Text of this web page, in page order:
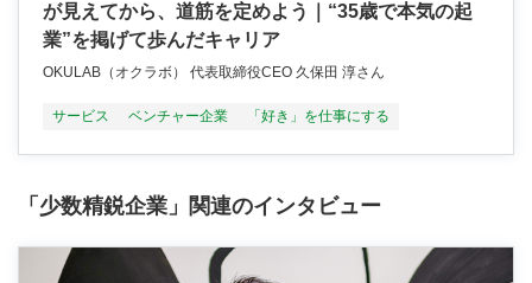
が見えてから、道筋を定めよう｜“35歳で本気の起
業”を掲げて歩んだキャリア
OKULAB（オクラボ） 代表取締役CEO 久保田 淳さん
サービス ベンチャー企業 「好き」を仕事にする
「少数精鋭企業」関連のインタビュー